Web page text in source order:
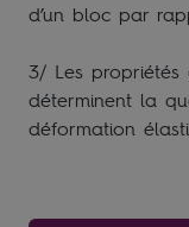
d’un bloc par
3/ Les
déterminent la
déformation